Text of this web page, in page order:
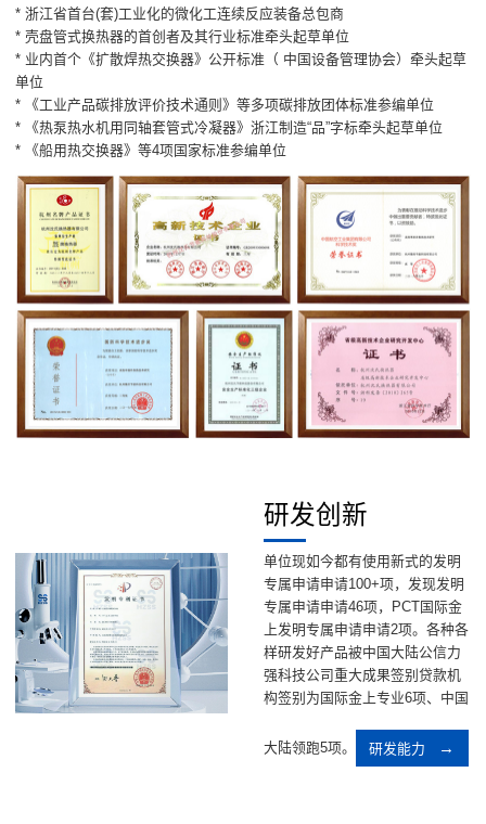
* 浙江省首台(套)工业化的微化工连续反应装备总包商
* 壳盘管式换热器的首创者及其行业标准牵头起草单位
* 业内首个《扩散焊热交换器》公开标准（ 中国设备管理协会）牵头起草
单位
* 《工业产品碳排放评价技术通则》等多项碳排放团体标准参编单位
* 《热泵热水机用同轴套管式冷凝器》浙江制造“品”字标牵头起草单位
* 《船用热交换器》等4项国家标准参编单位
研发创新
单位现如今都有使用新式的发明
专属申请申请100+项，发现发明
专属申请申请46项，PCT国际金
上发明专属申请申请2项。各种各
样研发好产品被中国大陆公信力
强科技公司重大成果签别贷款机
构签别为国际金上专业6项、中国
大陆领跑5项。 研发能力